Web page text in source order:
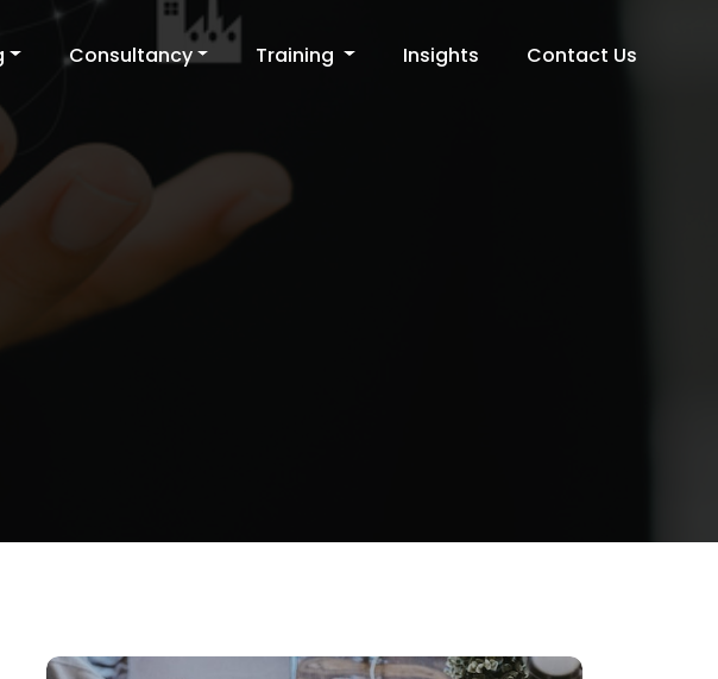
Consultancy Training Insights Contact Us